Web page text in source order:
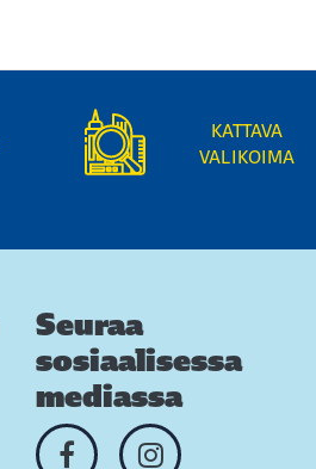
KATTAVA
VALIKOIMA
Seuraa
sosiaalisessa
mediassa